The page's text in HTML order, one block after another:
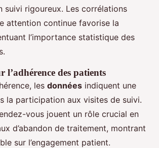
suivi rigoureux. Les corrélations
attention continue favorise la
l’importance statistique des
l’adhérence des patients
les données indiquent une
la participation aux visites de suivi.
vous jouent un rôle crucial en
d’abandon de traitement, montrant
sur l’engagement patient.